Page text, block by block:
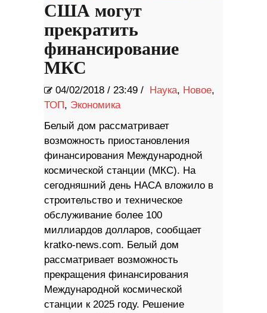
США могут
прекратить
финансирование
МКС
04/02/2018 / 23:49 / Наука, Новое,
ТОП, Экономика
Белый дом рассматривает
возможность приостановления
финансирования Международной
космической станции (МКС). На
сегодняшний день НАСА вложило в
строительство и техническое
обслуживание более 100
миллиардов долларов, сообщает
kratko-news.com. Белый дом
рассматривает возможность
прекращения финансирования
Международной космической
станции к 2025 году. Решение